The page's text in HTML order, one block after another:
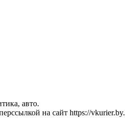
авто.
на сайт https://vkurier.by.